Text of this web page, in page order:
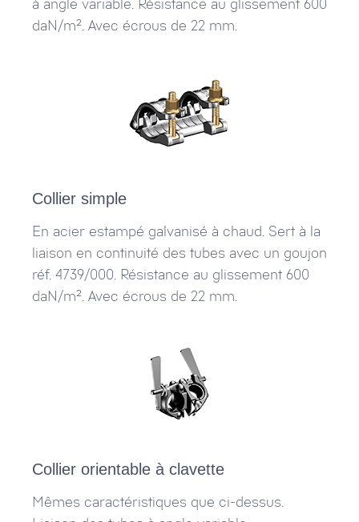
à angle variable. Résistance au glissement 600
daN/m². Avec écrous de 22 mm.
Collier simple
En acier estampé galvanisé à chaud. Sert à la
liaison en continuité des tubes avec un goujon
réf. 4739/000. Résistance au glissement 600
daN/m². Avec écrous de 22 mm.
Collier orientable à clavette
Mêmes caractéristiques que ci-dessus.